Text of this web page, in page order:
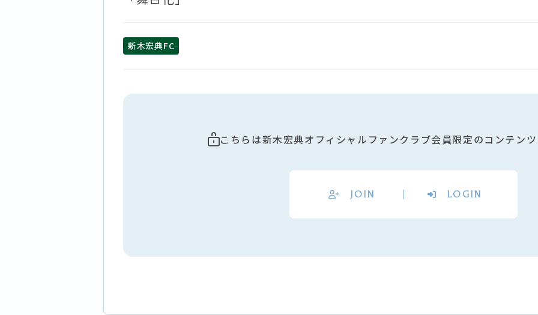
新木宏典FC
こちらは新木宏典オフィシャルファンクラブ会員限定のコンテンツ
JOIN LOGIN